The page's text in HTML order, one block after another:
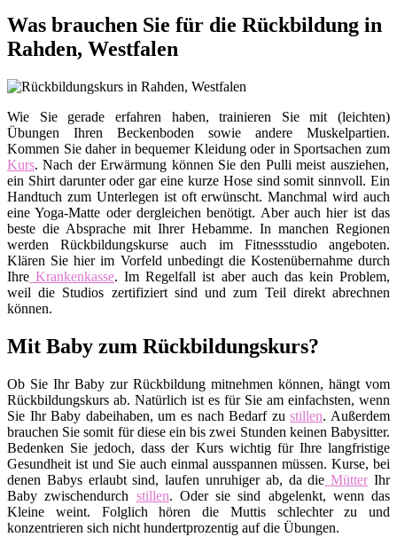
Was brauchen Sie für die Rückbildung in
Rahden, Westfalen
Wie Sie gerade erfahren haben, trainieren Sie mit (leichten)
Übungen Ihren Beckenboden sowie andere Muskelpartien.
Kommen Sie daher in bequemer Kleidung oder in Sportsachen zum
Kurs. Nach der Erwärmung können Sie den Pulli meist ausziehen,
ein Shirt darunter oder gar eine kurze Hose sind somit sinnvoll. Ein
Handtuch zum Unterlegen ist oft erwünscht. Manchmal wird auch
eine Yoga-Matte oder dergleichen benötigt. Aber auch hier ist das
beste die Absprache mit Ihrer Hebamme. In manchen Regionen
werden Rückbildungskurse auch im Fitnessstudio angeboten.
Klären Sie hier im Vorfeld unbedingt die Kostenübernahme durch
Ihre Krankenkasse. Im Regelfall ist aber auch das kein Problem,
weil die Studios zertifiziert sind und zum Teil direkt abrechnen
können.
Mit Baby zum Rückbildungskurs?
Ob Sie Ihr Baby zur Rückbildung mitnehmen können, hängt vom
Rückbildungskurs ab. Natürlich ist es für Sie am einfachsten, wenn
Sie Ihr Baby dabeihaben, um es nach Bedarf zustillen. Außerdem
brauchen Sie somit für diese ein bis zwei Stunden keinen Babysitter.
Bedenken Sie jedoch, dass der Kurs wichtig für Ihre langfristige
Gesundheit ist und Sie auch einmal ausspannen müssen. Kurse, bei
denen Babys erlaubt sind, laufen unruhiger ab, da die MütterIhr
Baby zwischendurch stillen. Oder sie sind abgelenkt, wenn das
Kleine weint. Folglich hören die Muttis schlechter zu und
konzentrieren sich nicht hundertprozentig auf die Übungen.